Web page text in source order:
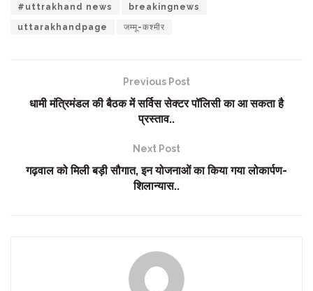
#uttrakhand news breakingnews
uttarakhandpage जम्मू-कश्मीर
Previous Post
धामी मंत्रिमंडल की बैठक में सर्विस सेक्टर पॉलिसी का आ सकता है
प्रस्ताव..
Next Post
गढ़वाल को मिली बड़ी सौगात, इन योजनाओं का किया गया लोकार्पण-
शिलान्यास..